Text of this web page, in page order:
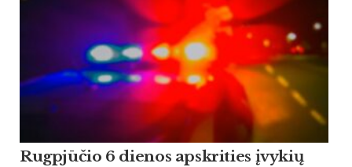
Rugpjūčio 6 dienos apskrities įvykių